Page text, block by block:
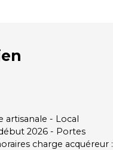
artisanale - Local
2026 - Portes
charge acquéreur :